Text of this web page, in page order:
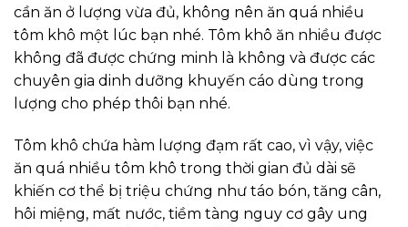
cần ăn ở lượng vừa đủ, không nên ăn quá nhiều
tôm khô một lúc bạn nhé. Tôm khô ăn nhiều được
không đã được chứng minh là không và được các
chuyên gia dinh dưỡng khuyến cáo dùng trong
lượng cho phép thôi bạn nhé.
Tôm khô chứa hàm lượng đạm rất cao, vì vậy, việc
ăn quá nhiều tôm khô trong thời gian đủ dài sẽ
khiến cơ thể bị triệu chứng như táo bón, tăng cân,
hôi miệng, mất nước, tiềm tàng nguy cơ gây ung